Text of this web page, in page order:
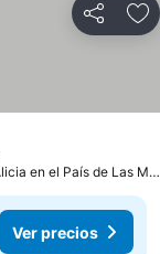
Compartir
a 0.5 km de: Centro Alicia en el País de Las Maravillas
Ver precios